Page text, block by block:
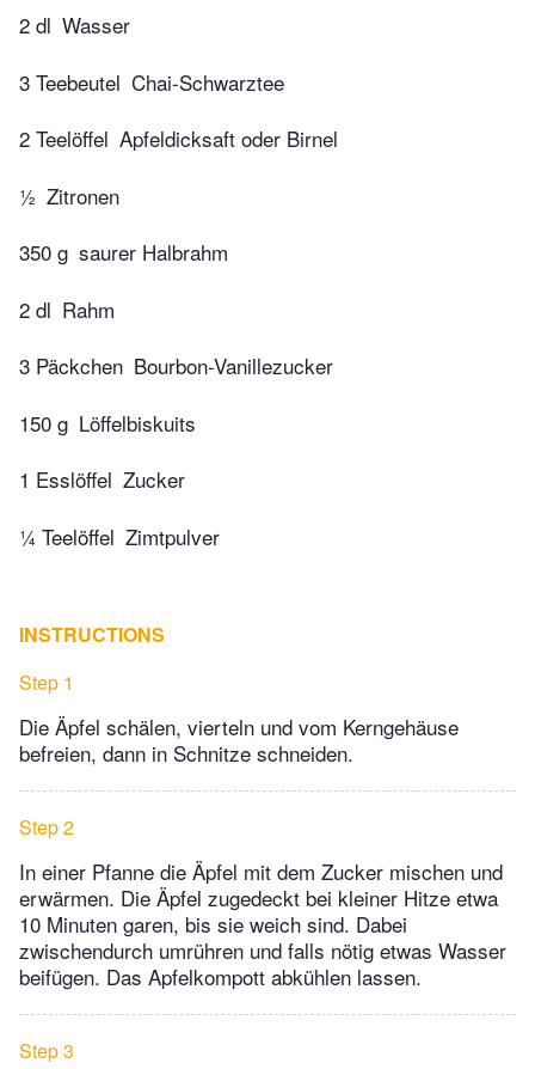
2 dl Wasser
3 Teebeutel Chai-Schwarztee
2 Teelöffel Apfeldicksaft oder Birnel
½ Zitronen
350 g saurer Halbrahm
2 dl Rahm
3 Päckchen Bourbon-Vanillezucker
150 g Löffelbiskuits
1 Esslöffel Zucker
¼ Teelöffel Zimtpulver
INSTRUCTIONS
Step 1
Die Äpfel schälen, vierteln und vom Kerngehäuse
befreien, dann in Schnitze schneiden.
Step 2
In einer Pfanne die Äpfel mit dem Zucker mischen und
erwärmen. Die Äpfel zugedeckt bei kleiner Hitze etwa
10 Minuten garen, bis sie weich sind. Dabei
zwischendurch umrühren und falls nötig etwas Wasser
beifügen. Das Apfelkompott abkühlen lassen.
Step 3